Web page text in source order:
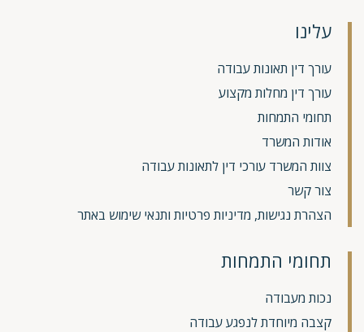
עלינו
עורך דין תאונות עבודה
עורך דין מחלות מקצוע
תחומי התמחות
אודות המשרד
צוות המשרד עורכי דין לתאונות עבודה
צור קשר
הצהרת נגישות, מדיניות פרטיות ותנאי שימוש באתר
תחומי התמחות
נכות מעבודה
קצבה מיוחדת לנפגע עבודה